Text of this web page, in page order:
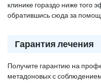
клинике гораздо ниже того
обратившись сюда за
Гарантия лечения
Получите гарантию на
метадоновых с